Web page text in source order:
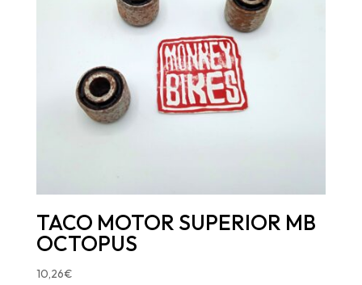
TACO MOTOR SUPERIOR MB
OCTOPUS
10,26€